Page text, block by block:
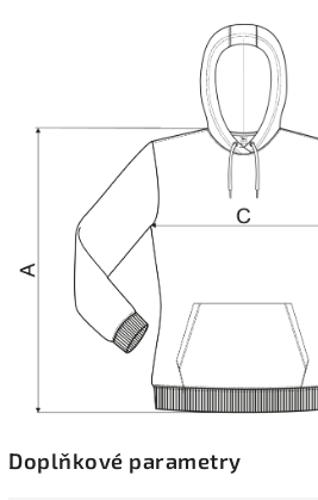
Doplňkové parametry